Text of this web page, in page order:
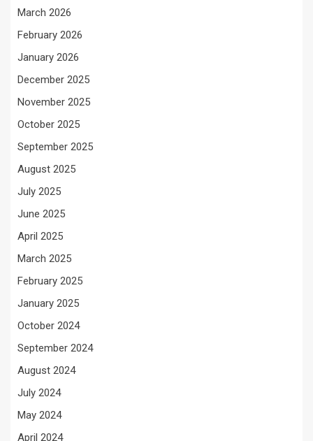
March 2026
February 2026
January 2026
December 2025
November 2025
October 2025
September 2025
August 2025
July 2025
June 2025
April 2025
March 2025
February 2025
January 2025
October 2024
September 2024
August 2024
July 2024
May 2024
April 2024